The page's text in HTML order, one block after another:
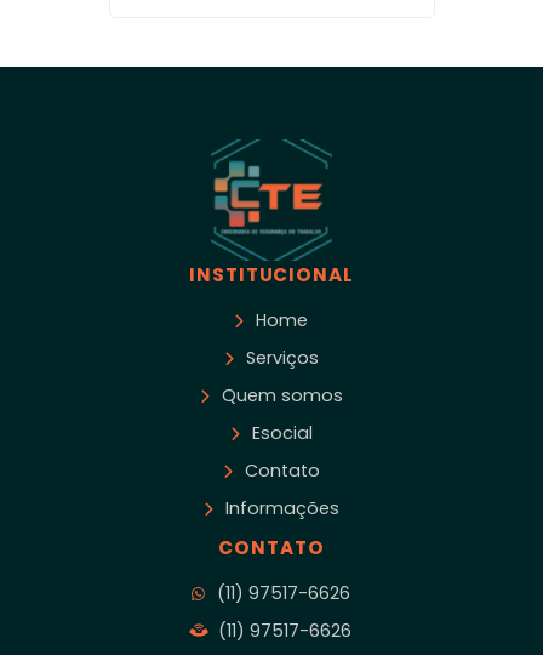
INSTITUCIONAL
Home
Serviços
Quem somos
Esocial
Contato
Informações
CONTATO
(11) 97517-6626
(11) 97517-6626